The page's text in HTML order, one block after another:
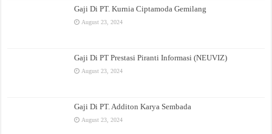
Gaji Di PT. Kurnia Ciptamoda Gemilang
August 23, 2024
Gaji Di PT Prestasi Piranti Informasi (NEUVIZ)
August 23, 2024
Gaji Di PT. Additon Karya Sembada
August 23, 2024